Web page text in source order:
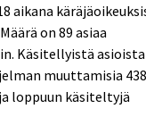
aikana
on 89 asiaa
Käsitellyistä asioista
muuttamisia
loppuun käsiteltyjä